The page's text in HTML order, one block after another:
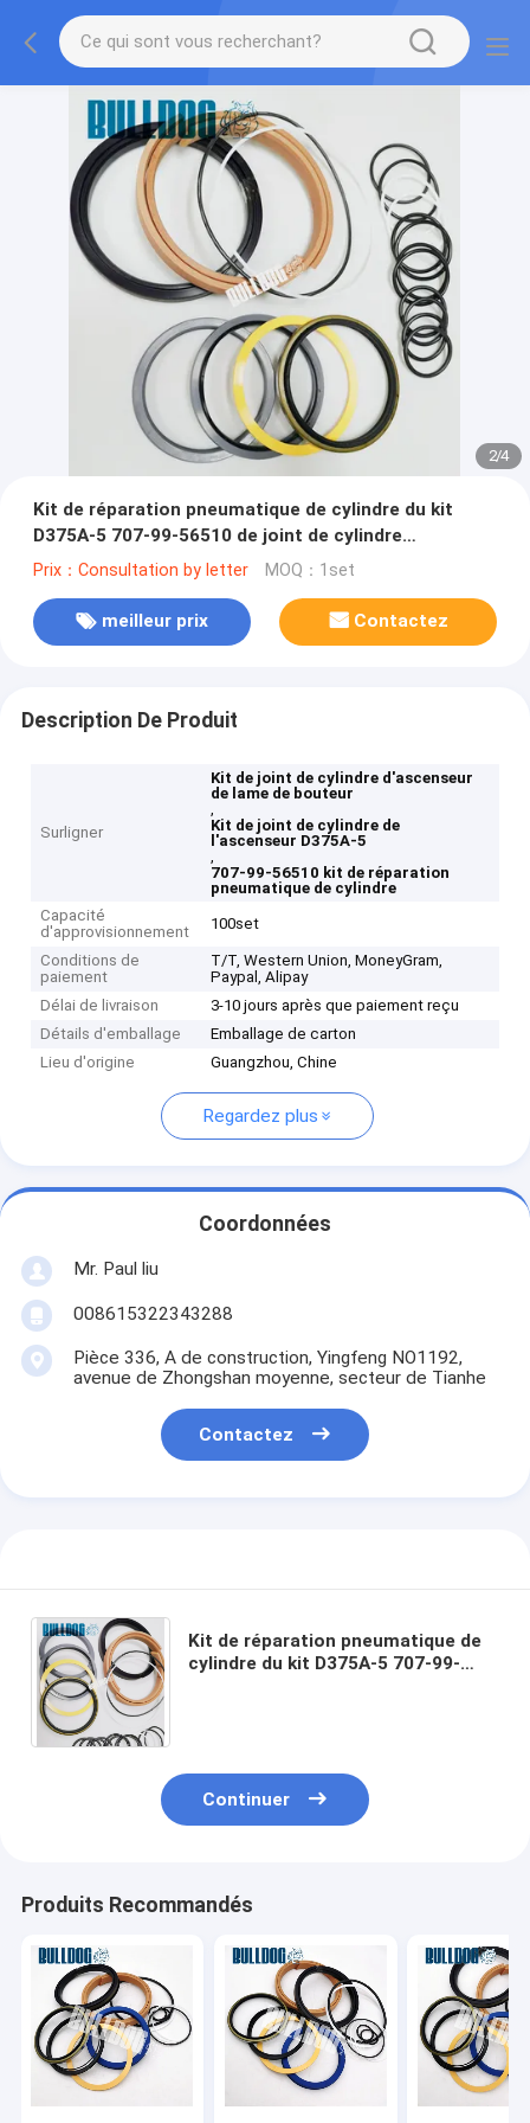
2/4
Kit de réparation pneumatique de cylindre du kit
D375A-5 707-99-56510 de joint de cylindre
d'ascenseur de lame de bouteur
Prix：Consultation by letter MOQ：1set
meilleur prix Contactez
Description De Produit
Surligner
Kit de joint de cylindre d'ascenseur
de lame de bouteur
,
Kit de joint de cylindre de
l'ascenseur D375A-5
,
707-99-56510 kit de réparation
pneumatique de cylindre
Capacité
d'approvisionnement
100set
Conditions de
paiement
T/T, Western Union, MoneyGram,
Paypal, Alipay
Délai de livraison
3-10 jours après que paiement reçu
Détails d'emballage
Emballage de carton
Lieu d'origine
Guangzhou, Chine
Regardez plus
Coordonnées
Mr. Paul liu
008615322343288
Pièce 336, A de construction, Yingfeng NO1192,
avenue de Zhongshan moyenne, secteur de Tianhe
Contactez
Kit de réparation pneumatique de
cylindre du kit D375A-5 707-99-
Continuer
Produits Recommandés